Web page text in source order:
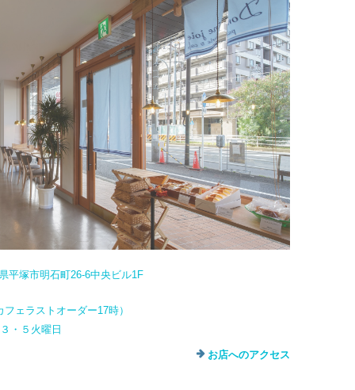
平塚市明石町26-6中央ビル1F
ェラストオーダー17時）
・５火曜日
お店へのアクセス